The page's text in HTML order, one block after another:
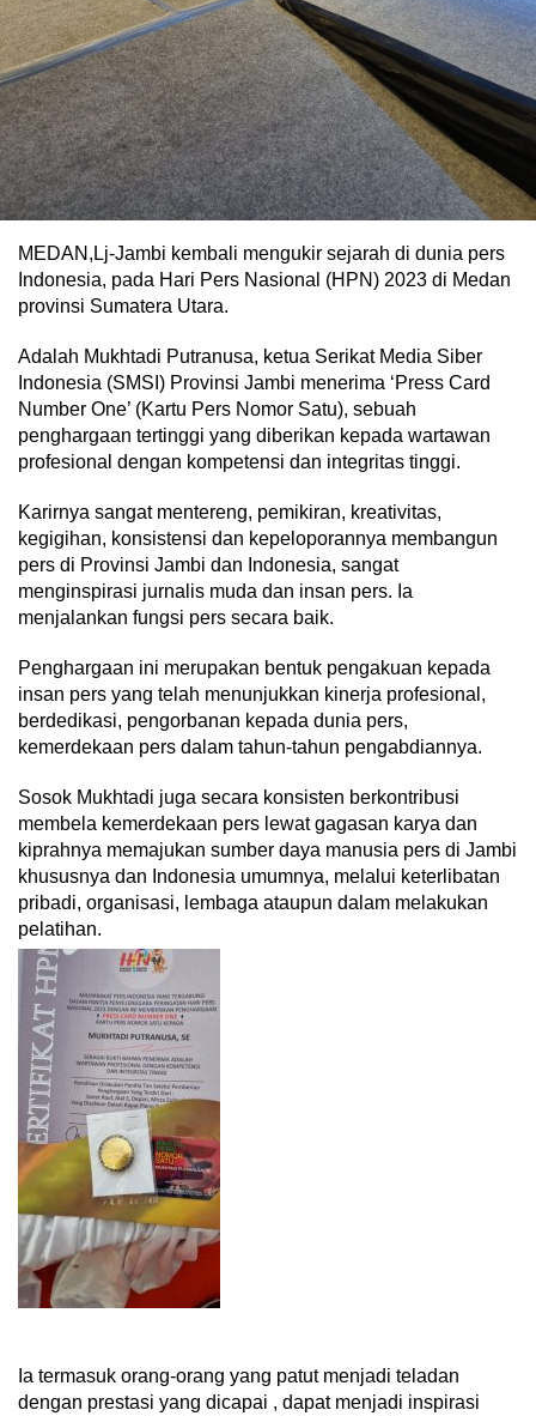
MEDAN,Lj-Jambi kembali mengukir sejarah di dunia pers
Indonesia, pada Hari Pers Nasional (HPN) 2023 di Medan
provinsi Sumatera Utara.
Adalah Mukhtadi Putranusa, ketua Serikat Media Siber
Indonesia (SMSI) Provinsi Jambi menerima ‘Press Card
Number One’ (Kartu Pers Nomor Satu), sebuah
penghargaan tertinggi yang diberikan kepada wartawan
profesional dengan kompetensi dan integritas tinggi.
Karirnya sangat mentereng, pemikiran, kreativitas,
kegigihan, konsistensi dan kepeloporannya membangun
pers di Provinsi Jambi dan Indonesia, sangat
menginspirasi jurnalis muda dan insan pers. Ia
menjalankan fungsi pers secara baik.
Penghargaan ini merupakan bentuk pengakuan kepada
insan pers yang telah menunjukkan kinerja profesional,
berdedikasi, pengorbanan kepada dunia pers,
kemerdekaan pers dalam tahun-tahun pengabdiannya.
Sosok Mukhtadi juga secara konsisten berkontribusi
membela kemerdekaan pers lewat gagasan karya dan
kiprahnya memajukan sumber daya manusia pers di Jambi
khususnya dan Indonesia umumnya, melalui keterlibatan
pribadi, organisasi, lembaga ataupun dalam melakukan
pelatihan.
Ia termasuk orang-orang yang patut menjadi teladan
dengan prestasi yang dicapai , dapat menjadi inspirasi